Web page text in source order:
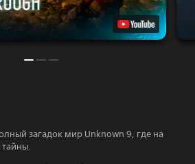
загадок мир Unknown 9, где на